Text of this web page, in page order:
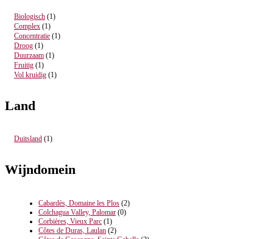
Biologisch (1)
Complex (1)
Concentratie (1)
Droog (1)
Duurzaam (1)
Fruitig (1)
Vol kruidig (1)
Land
Duitsland (1)
Wijndomein
Cabardès, Domaine les Plos (2)
Colchagua Valley, Palomar (0)
Corbières, Vieux Parc (1)
Côtes de Duras, Laulan (2)